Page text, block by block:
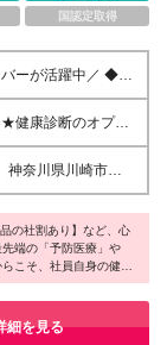
国認定取得
が活躍中／ ◆学
る方（年数・業界
で受注管理も兼任
あいあいと働き
沿いに住んでいる
落してもう一度し
務経験を活かして
歓迎しています。
健康診断のオプシ
バーありなど嬉し
（期間中の給与・
ーク東棟212 (変
地
の社割あり】など、心
端の「予防医療」や
こそ、社員自身の健康
つが常備され、、不定
イズで配られること
あいと働ける温かい雰
働ける環境です♪
細を見る